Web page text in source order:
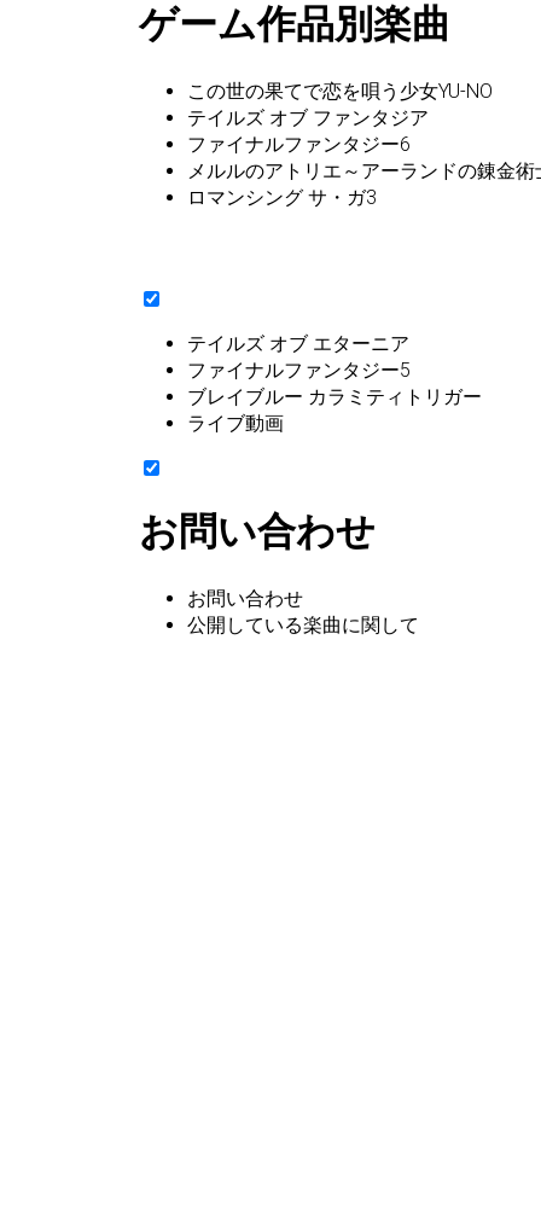
ゲーム作品別楽曲
この世の果てで恋を唄う少女YU-NO
テイルズ オブ ファンタジア
ファイナルファンタジー6
メルルのアトリエ～アーランドの錬金術
ロマンシング サ・ガ3
テイルズ オブ エターニア
ファイナルファンタジー5
ブレイブルー カラミティトリガー
ライブ動画
お問い合わせ
お問い合わせ
公開している楽曲に関して